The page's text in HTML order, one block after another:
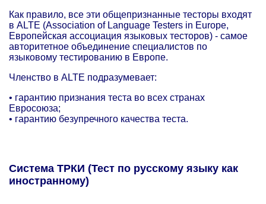
Как правило, все эти общепризнанные тесторы входят
в ALTE (Association of Language Testers in Europe,
Европейская ассоциация языковых тесторов) - самое
авторитетное объединение специалистов по
языковому тестированию в Европе.
Членство в ALTE подразумевает:
• гарантию признания теста во всех странах
Евросоюза;
• гарантию безупречного качества теста.
Система ТРКИ (Тест по русскому языку как
иностранному)